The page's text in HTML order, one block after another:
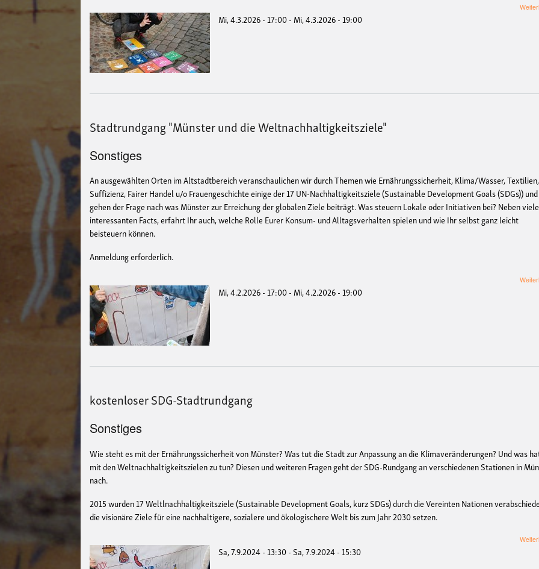
Mi, 4.3.2026 - 17:00- Mi, 4.3.2026 - 19:00
Stadtrundgang "Münster und die Weltnachhaltigkeitsziele"
Sonstiges
An ausgewählten Orten im Altstadtbereich veranschaulichen wir durch Themen wie Ernährungssicherheit, Klima/Wasser, Textilien,
Suffizienz, Fairer Handel u/o Frauengeschichte einige der 17 UN-Nachhaltigkeitsziele (Sustainable Development Goals (SDGs)) und
gehen der Frage nach was Münster zur Erreichung der globalen Ziele beiträgt. Was steuern Lokale oder Initiativen bei? Neben
interessanten Facts, erfahrt Ihr auch, welche Rolle Eurer Konsum- und Alltagsverhalten spielen und wie Ihr selbst ganz leicht
beisteuern können.
Anmeldung erforderlich.
Mi, 4.2.2026 - 17:00-Mi, 4.2.2026 - 19:00
kostenloser SDG-Stadtrundgang
Sonstiges
Wie steht es mit der Ernährungssicherheit von Münster? Was tut die Stadt zur Anpassung an die Klimaveränderungen? Und was
mit den Weltnachhaltigkeitszielen zu tun? Diesen und weiteren Fragen geht der SDG-Rundgang an verschiedenen Stationen in
nach.
2015 wurden 17 Weltlnachhaltigkeitsziele (Sustainable Development Goals, kurz SDGs) durch die Vereinten Nationen
die visionäre Ziele für eine nachhaltigere, sozialere und ökologischere Welt bis zum Jahr 2030 setzen.
Sa, 7.9.2024 - 13:30-Sa, 7.9.2024 - 15:30